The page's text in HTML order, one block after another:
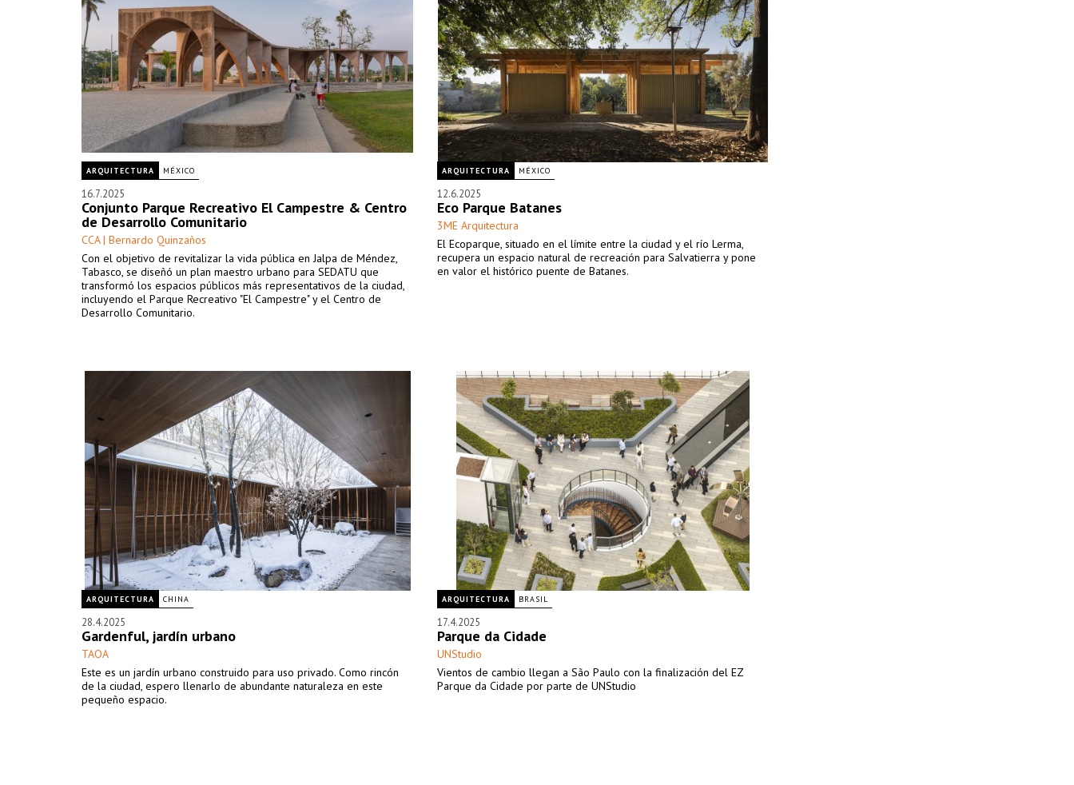
ARQUITECTURA MÉXICO
16.7.2025
Conjunto Parque Recreativo El Campestre & Centro
de Desarrollo Comunitario
CCA | Bernardo Quinzaños
Con el objetivo de revitalizar la vida pública en Jalpa de Méndez,
Tabasco, se diseñó un plan maestro urbano para SEDATU que
transformó los espacios públicos más representativos de la ciudad,
incluyendo el Parque Recreativo "El Campestre" y el Centro de
Desarrollo Comunitario.
ARQUITECTURA MÉXICO
12.6.2025
Eco Parque Batanes
3ME Arquitectura
El Ecoparque, situado en el límite entre la ciudad y el río Lerma,
recupera un espacio natural de recreación para Salvatierra y pone
en valor el histórico puente de Batanes.
ARQUITECTURA CHINA
28.4.2025
Gardenful, jardín urbano
TAOA
Este es un jardín urbano construido para uso privado. Como rincón
de la ciudad, espero llenarlo de abundante naturaleza en este
pequeño espacio.
ARQUITECTURA BRASIL
17.4.2025
Parque da Cidade
UNStudio
Vientos de cambio llegan a São Paulo con la finalización del EZ
Parque da Cidade por parte de UNStudio